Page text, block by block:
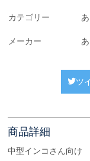
カテゴリー
メーカー
ツ
商品詳細
中型インコさん向け